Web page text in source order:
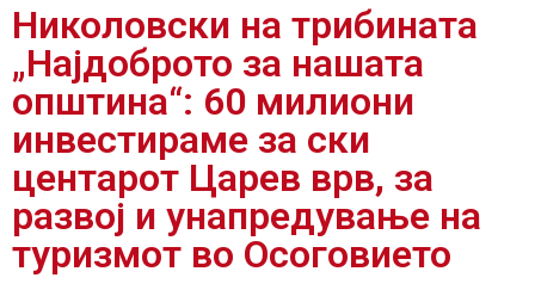
Николовски на трибината
„Најдоброто за нашата
општина“: 60 милиони
инвестираме за ски
центарот Царев врв, за
развој и унапредување на
туризмот во Осоговието